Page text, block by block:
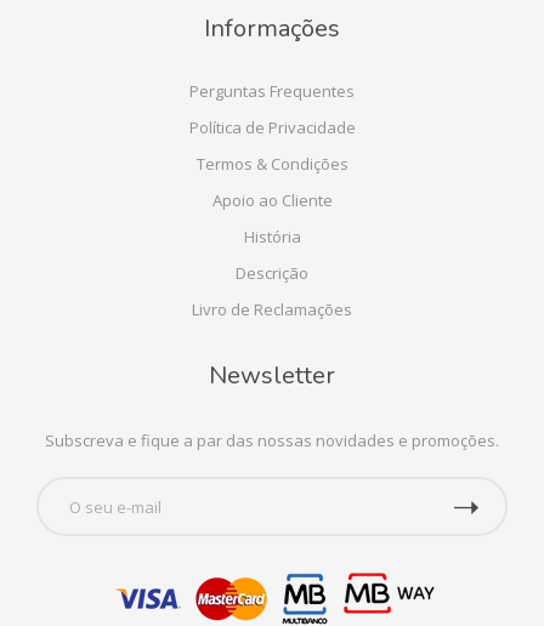
Informações
Perguntas Frequentes
Política de Privacidade
Termos & Condições
Apoio ao Cliente
História
Descrição
Livro de Reclamações
Newsletter
Subscreva e fique a par das nossas novidades e promoções.